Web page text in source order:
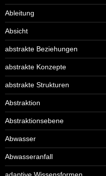
Ableitung
Absicht
abstrakte Beziehungen
abstrakte Konzepte
abstrakte Strukturen
Abstraktion
Abstraktionsebene
Abwasser
Abwasseranfall
adaptive Wissensformen